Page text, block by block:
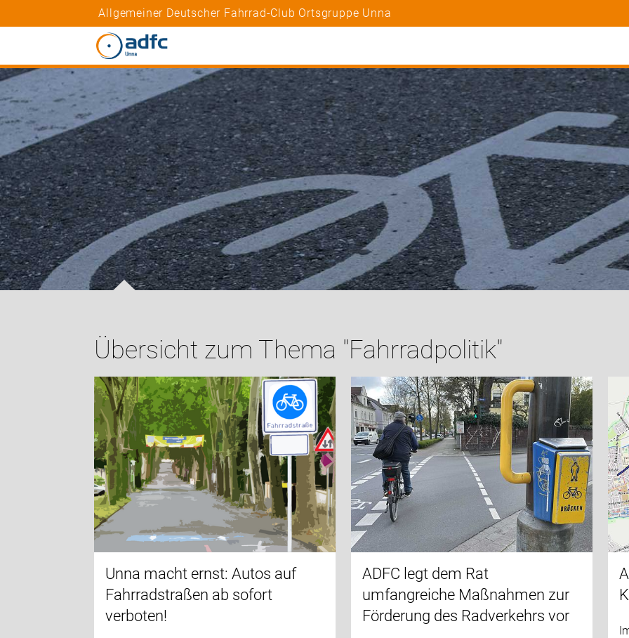
Allgemeiner Deutscher Fahrrad-Club Ortsgruppe Unna
Übersicht zum Thema "Fahrradpolitik"
Unna macht ernst: Autos auf
Fahrradstraßen ab sofort
verboten!
ADFC legt dem Rat
umfangreiche Maßnahmen zur
Förderung des Radverkehrs vor